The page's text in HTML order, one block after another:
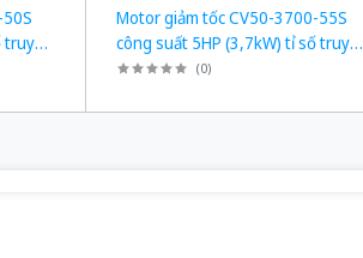
Motor giảm tốc CV50-3700-55S
công suất 5HP (3,7kW) tỉ số truyền
1/55
(0)